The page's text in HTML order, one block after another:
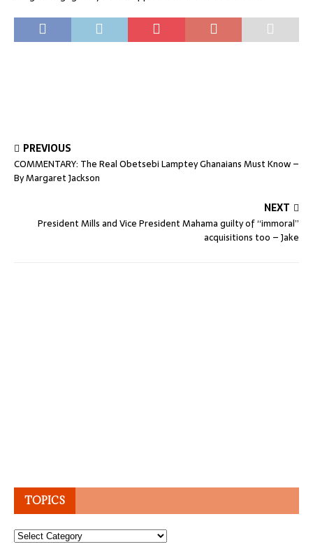
PREVIOUS
COMMENTARY: The Real Obetsebi Lamptey Ghanaians Must Know –
By Margaret Jackson
NEXT
President Mills and Vice President Mahama guilty of “immoral”
acquisitions too – Jake
TOPICS
Topics